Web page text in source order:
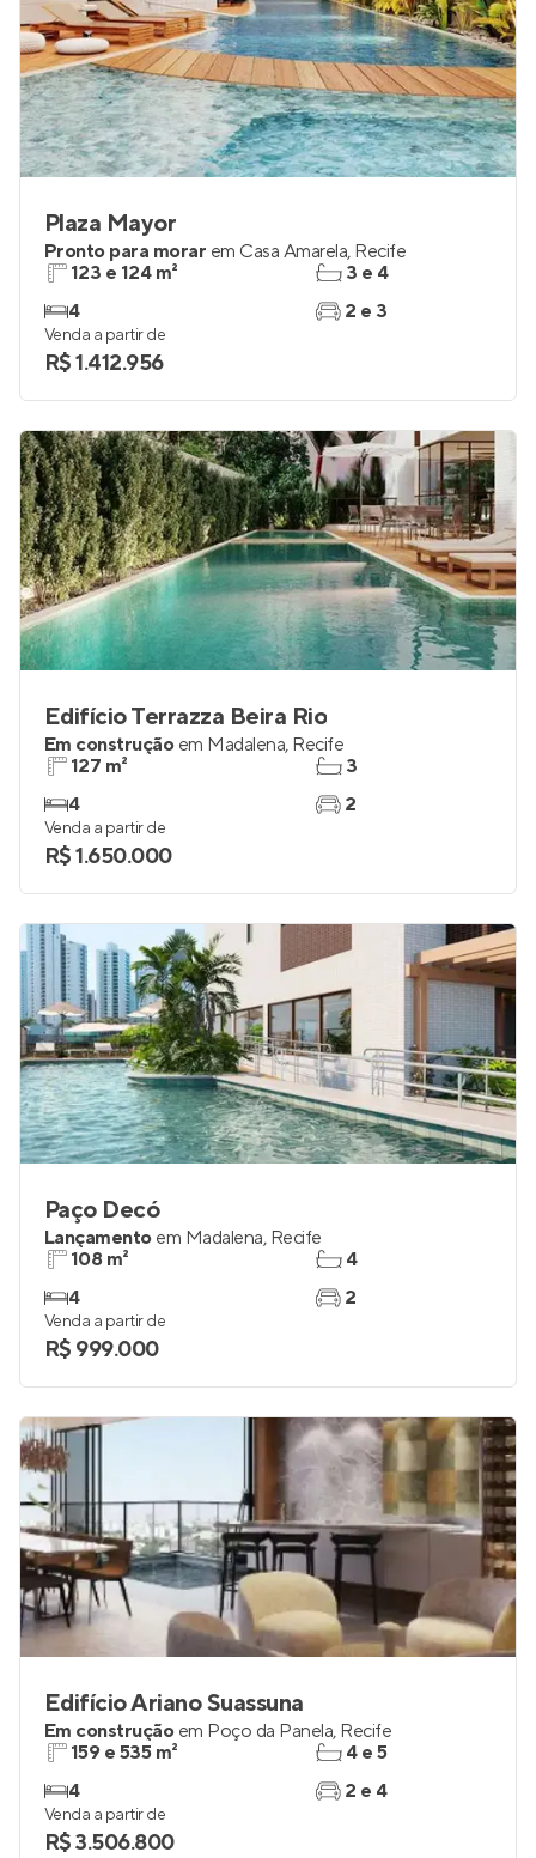
Plaza Mayor
Pronto para morar em Casa Amarela, Recife
123 e 124 m²
4
3 e 4
2 e 3
Venda a partir de
R$ 1.412.956
Edifício Terrazza Beira Rio
Em construção em Madalena, Recife
127 m²
4
3
2
Venda a partir de
R$ 1.650.000
Paço Decó
Lançamento em Madalena, Recife
108 m²
4
4
2
Venda a partir de
R$ 999.000
Edifício Ariano Suassuna
Em construção em Poço da Panela, Recife
159 e 535 m²
4
4 e 5
2 e 4
Venda a partir de
R$ 3.506.800